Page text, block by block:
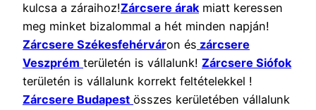
kulcsa a záraihoz!Zárcsere árakmiatt keressen
meg minket bizalommal a hét minden napján!
Zárcsere Székesfehérváron és zárcsere
Veszprém területén is vállalunk! Zárcsere Siófok
területén is vállalunk korrekt feltételekkel !
Zárcsere Budapest összes kerületében vállalunk